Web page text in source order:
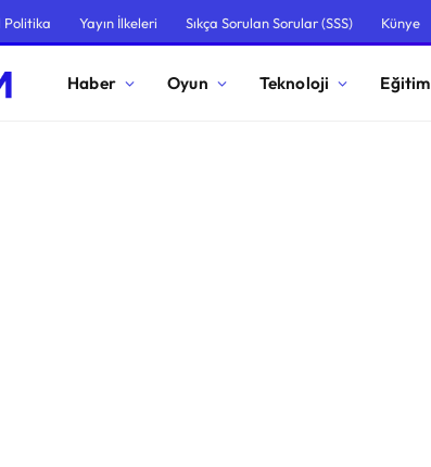
Yayın İlkeleri Sıkça Sorulan Sorular (SSS) Künye
Haber Oyun Teknoloji Eğitim